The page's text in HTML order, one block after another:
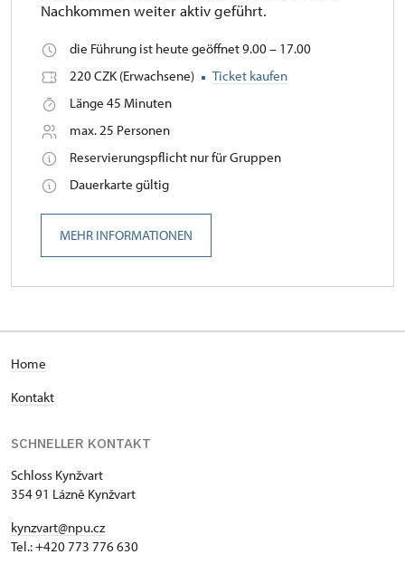
Nachkommen weiter aktiv geführt.
die Führung ist heute geöffnet 9.00 – 17.00
220 CZK (Erwachsene)
Ticket kaufen
Länge 45 Minuten
max. 25 Personen
Reservierungspflicht nur für Gruppen
Dauerkarte gültig
MEHR INFORMATIONEN
Home
Kontakt
SCHNELLER KONTAKT
Schloss Kynžvart
354 91 Lázně Kynžvart
kynzvart@npu.cz
Tel.: +420 773 776 630